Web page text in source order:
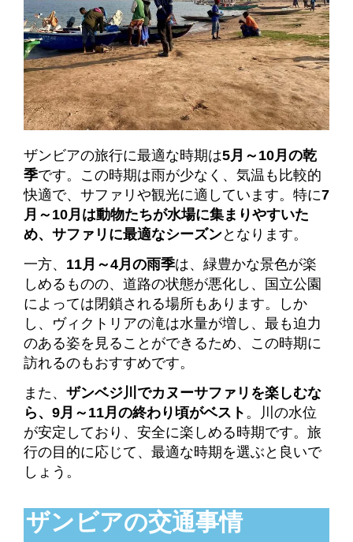
ザンビアの旅行に最適な時期は5月～10月の乾
季です。この時期は雨が少なく、気温も比較的
快適で、サファリや観光に適しています。特に7
月～10月は動物たちが水場に集まりやすいた
め、サファリに最適なシーズンとなります。
一方、 11月～4月の雨季は、緑豊かな景色が楽
しめるものの、道路の状態が悪化し、国立公園
によっては閉鎖される場所もあります。しか
し、ヴィクトリアの滝は水量が増し、最も迫力
のある姿を見ることができるため、この時期に
訪れるのもおすすめです。
また、 ザンベジ川でカヌーサファリを楽しむな
ら、9月～11月の終わり頃がベスト 。川の水位
が安定しており、安全に楽しめる時期です。旅
行の目的に応じて、最適な時期を選ぶと良いで
しょう。
ザンビアの交通事情